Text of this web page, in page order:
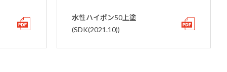
水性ハイポン50上塗
(SDK(2021.10))